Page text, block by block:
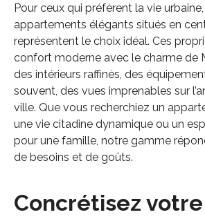
Pour ceux qui préfèrent la vie
appartements élégants situés en
représentent le choix idéal. Ces
confort moderne avec le charme de
des intérieurs raffinés, des
souvent, des vues imprenables sur
ville. Que vous recherchiez un
une vie citadine dynamique ou un
pour une famille, notre gamme
de besoins et de goûts.
Concrétisez